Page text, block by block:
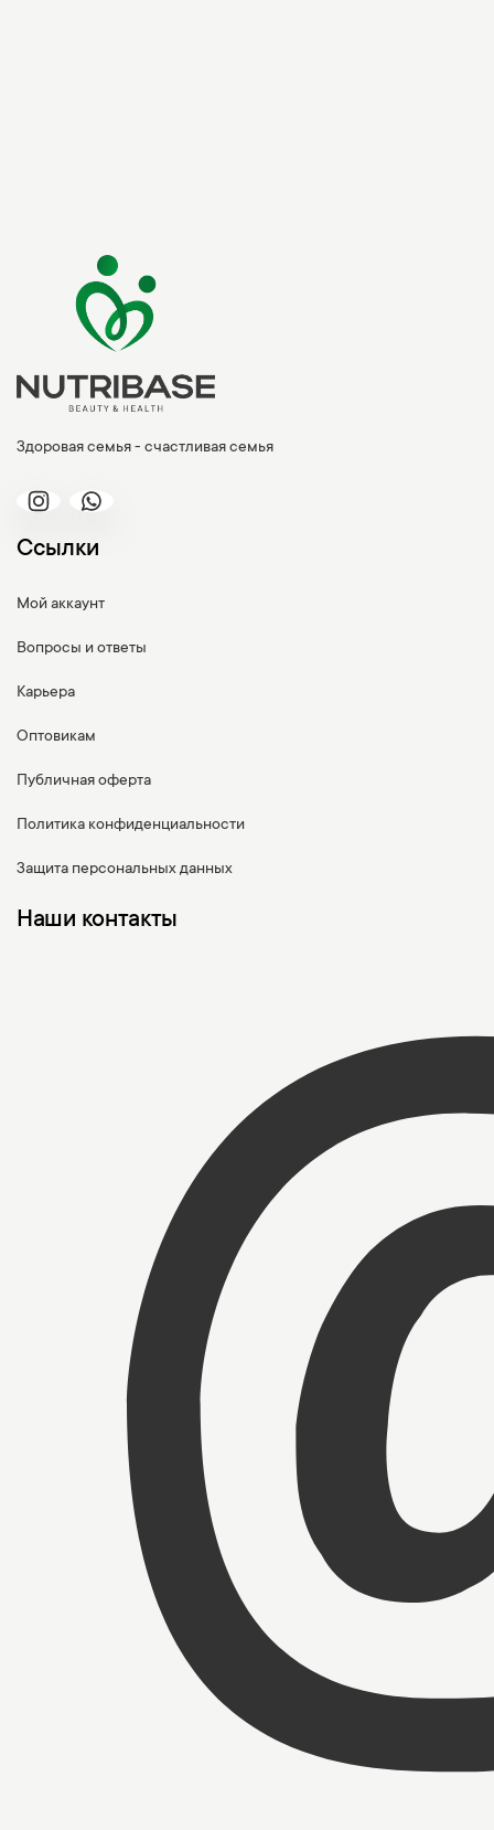
Здоровая семья - счастливая семья
Ссылки
Мой аккаунт
Вопросы и ответы
Карьера
Оптовикам
Публичная оферта
Политика конфиденциальности
Защита персональных данных
Наши контакты